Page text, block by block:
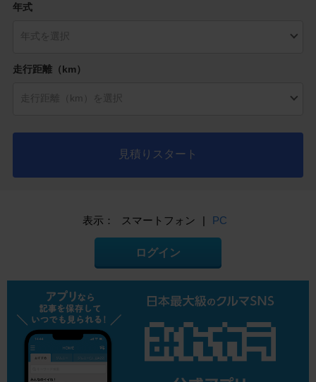
年式
走行距離（km）
見積りスタート
表示： スマートフォン | PC
ログイン